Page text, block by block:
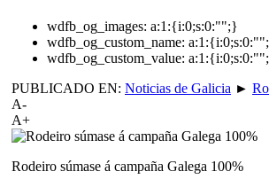
wdfb_og_images: a:1:{i:0;s:0:"";}
wdfb_og_custom_name:
wdfb_og_custom_value:
PUBLICADO EN: Noticias de Galicia ►
A-
A+
Rodeiro súmase á campaña Galega 100%